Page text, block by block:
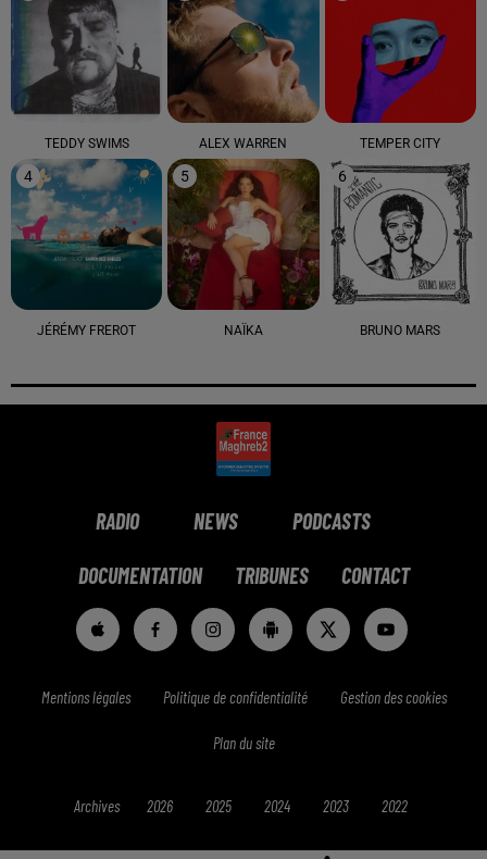
TEDDY SWIMS ALEX WARREN TEMPER CITY
4
JÉRÉMY FREROT
5
NAÏKA
6
BRUNO MARS
RADIO NEWS PODCASTS
DOCUMENTATION TRIBUNES CONTACT
Mentions légales Politique de confidentialité Gestion des cookies
Plan du site
Archives 2026 2025 2024 2023 2022